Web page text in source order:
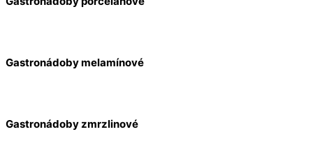
Gastronádoby melamínové
Gastronádoby zmrzlinové